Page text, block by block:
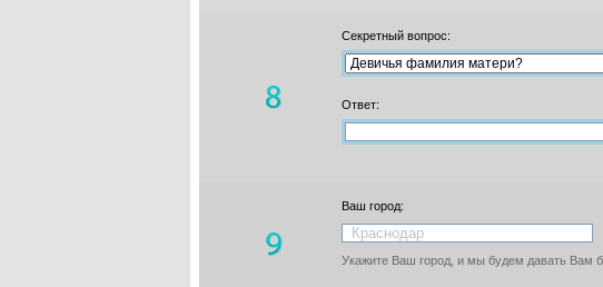
Секретный вопрос:
Ответ:
Ваш город:
Укажите Ваш город, и мы будем давать Вам